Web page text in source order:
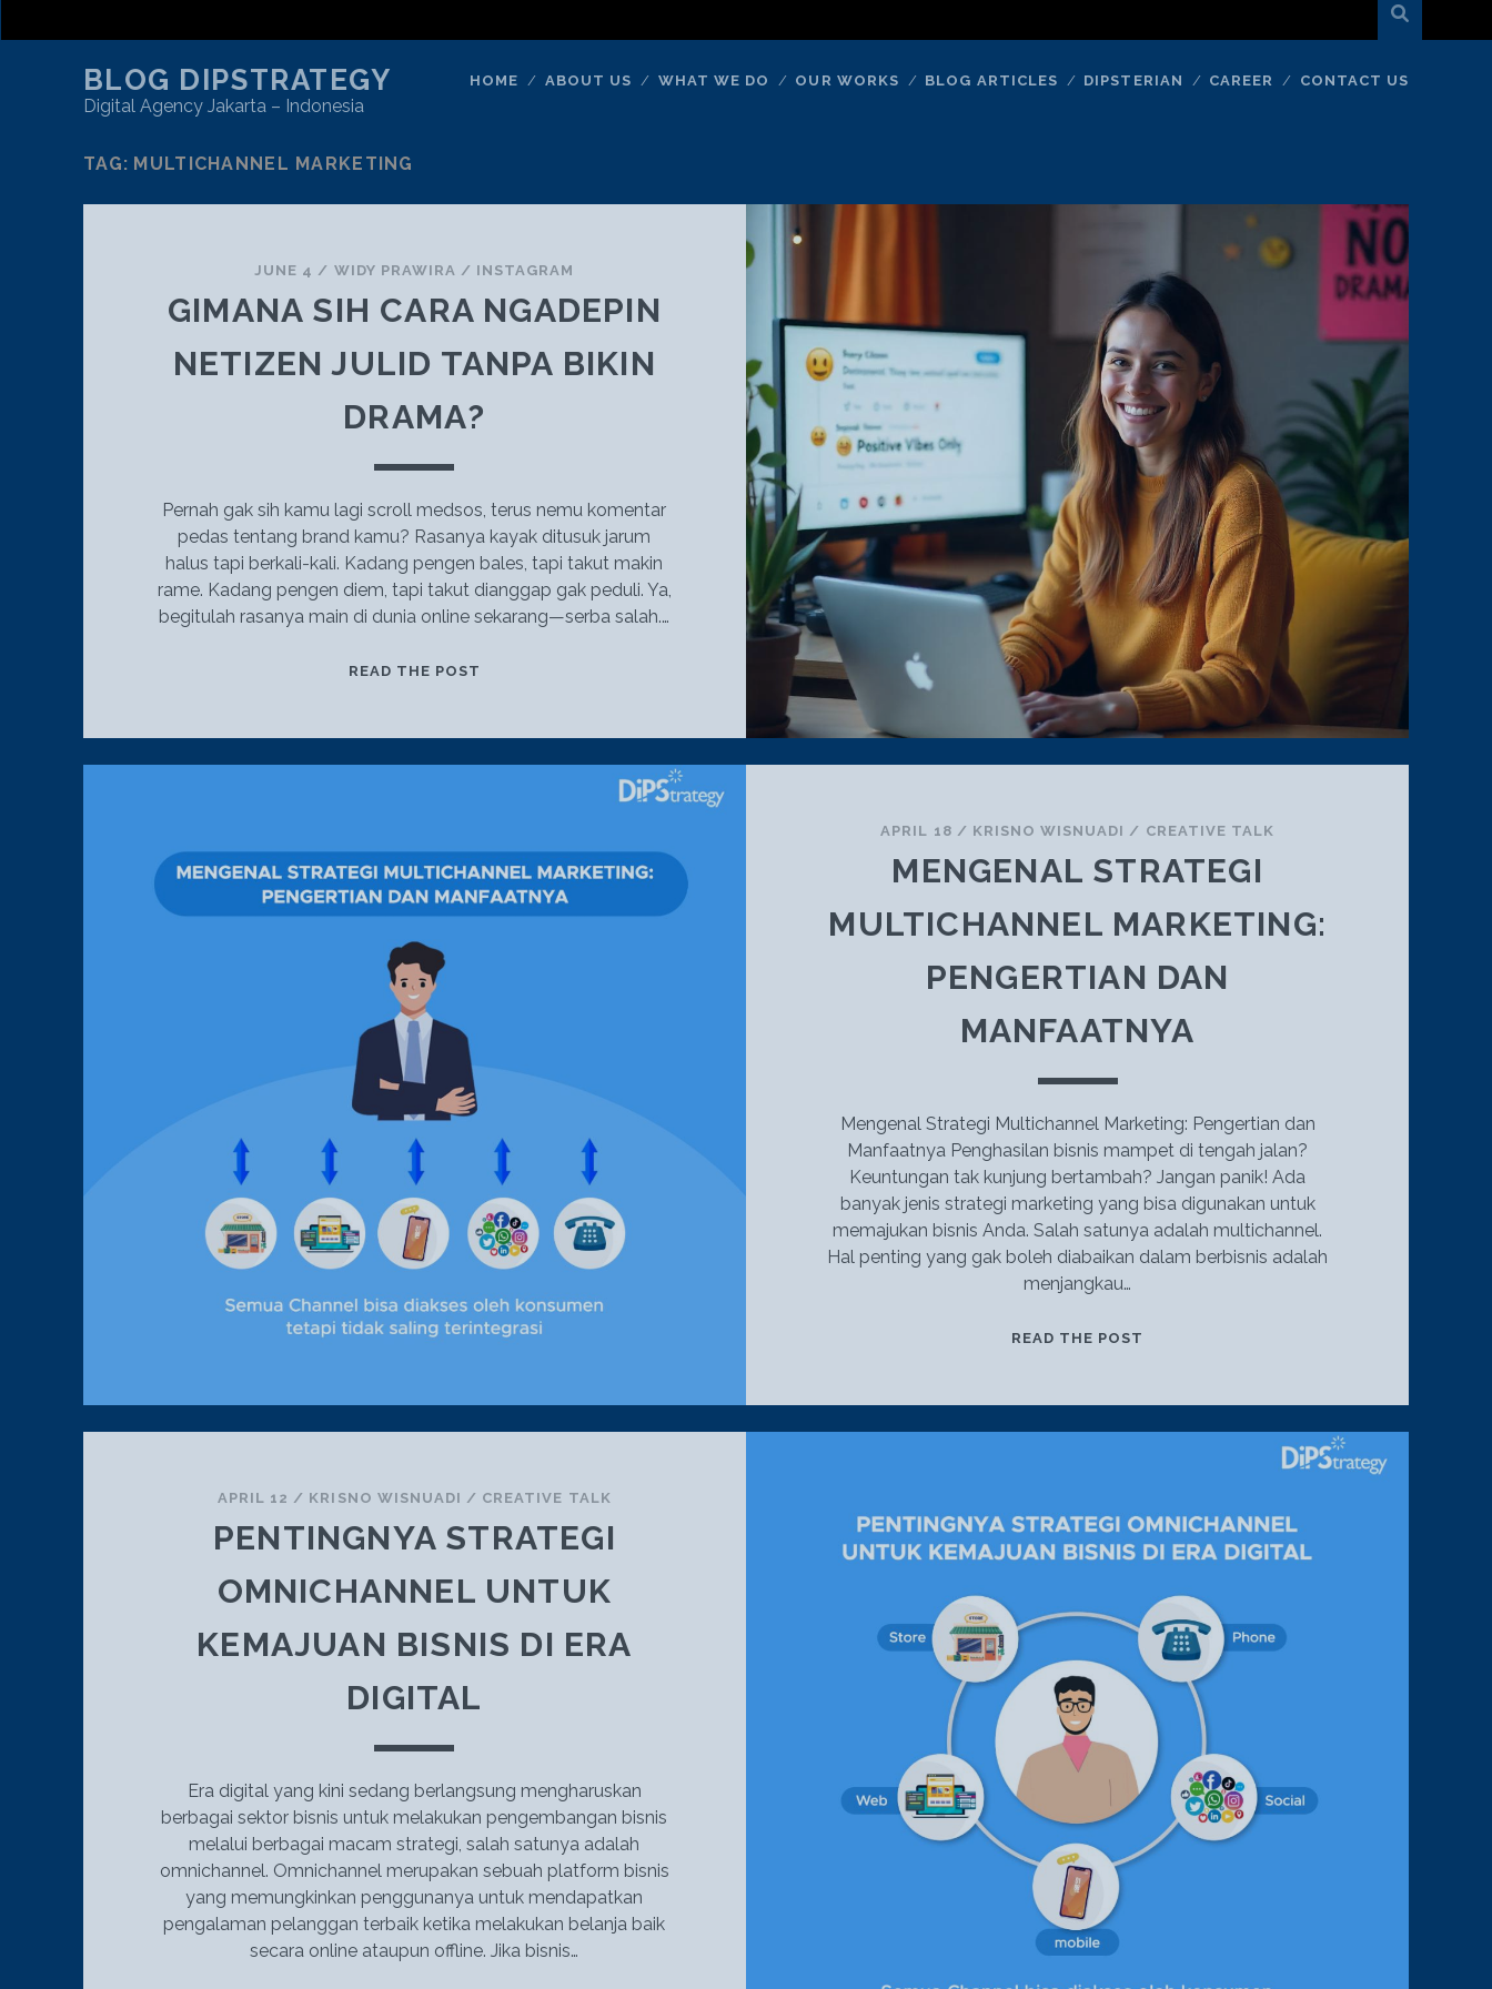
BLOG DIPSTRATEGY
Digital Agency Jakarta – Indonesia
HOME ABOUT US WHAT WE DO OUR WORKS BLOG ARTICLES DIPSTERIAN CAREER CONTACT US
TAG: MULTICHANNEL MARKETING
JUNE 4 / WIDY PRAWIRA / INSTAGRAM
GIMANA SIH CARA NGADEPIN
NETIZEN JULID TANPA BIKIN
DRAMA?
Pernah gak sih kamu lagi scroll medsos, terus nemu komentar
pedas tentang brand kamu? Rasanya kayak ditusuk jarum
halus tapi berkali-kali. Kadang pengen bales, tapi takut makin
rame. Kadang pengen diem, tapi takut dianggap gak peduli. Ya,
begitulah rasanya main di dunia online sekarang—serba salah.…
READ THE POST
BIKIN
DRAMA?
APRIL 18 / KRISNO WISNUADI / CREATIVE TALK
MENGENAL STRATEGI
MULTICHANNEL MARKETING:
PENGERTIAN DAN
MANFAATNYA
Mengenal Strategi Multichannel Marketing: Pengertian dan
Manfaatnya Penghasilan bisnis mampet di tengah jalan?
Keuntungan tak kunjung bertambah? Jangan panik! Ada
banyak jenis strategi marketing yang bisa digunakan untuk
memajukan bisnis Anda. Salah satunya adalah multichannel.
Hal penting yang gak boleh diabaikan dalam berbisnis adalah
menjangkau…
READ THE POST
APRIL 12 / KRISNO WISNUADI / CREATIVE TALK
PENTINGNYA STRATEGI
OMNICHANNEL UNTUK
KEMAJUAN BISNIS DI ERA
DIGITAL
Era digital yang kini sedang berlangsung mengharuskan
berbagai sektor bisnis untuk melakukan pengembangan bisnis
melalui berbagai macam strategi, salah satunya adalah
omnichannel. Omnichannel merupakan sebuah platform bisnis
yang memungkinkan penggunanya untuk mendapatkan
pengalaman pelanggan terbaik ketika melakukan belanja baik
secara online ataupun offline. Jika bisnis…